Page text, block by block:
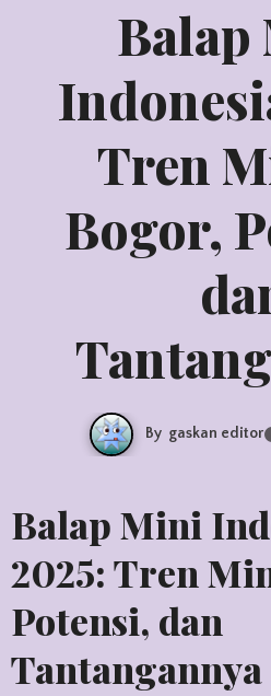
Tren
Bogor,
By gaskan editor
Balap Mini
2025: Tren
Potensi, dan
Tantangannya